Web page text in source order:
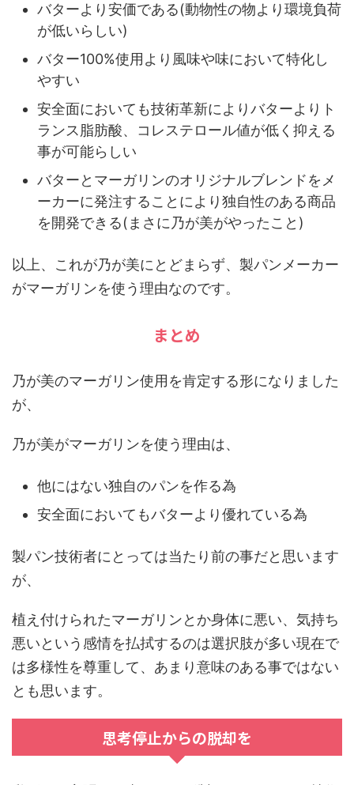
バターより安価である(動物性の物より環境負荷
が低いらしい)
バター100%使用より風味や味において特化し
やすい
安全面においても技術革新によりバターよりト
ランス脂肪酸、コレステロール値が低く抑える
事が可能らしい
バターとマーガリンのオリジナルブレンドをメ
ーカーに発注することにより独自性のある商品
を開発できる(まさに乃が美がやったこと)
以上、これが乃が美にとどまらず、製パンメーカー
がマーガリンを使う理由なのです。
まとめ
乃が美のマーガリン使用を肯定する形になりました
が、
乃が美がマーガリンを使う理由は、
他にはない独自のパンを作る為
安全面においてもバターより優れている為
製パン技術者にとっては当たり前の事だと思います
が、
植え付けられたマーガリンとか身体に悪い、気持ち
悪いという感情を払拭するのは選択肢が多い現在で
は多様性を尊重して、あまり意味のある事ではない
とも思います。
思考停止からの脱却を